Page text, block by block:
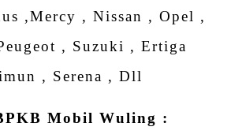
,Mercy , Nissan , Opel ,
, Suzuki , Ertiga
, Serena , Dll
Mobil Wuling :